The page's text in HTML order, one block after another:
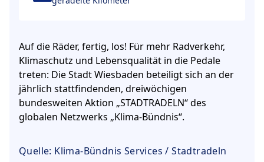
Auf die Räder, fertig, los! Für mehr Radverkehr,
Klimaschutz und Lebensqualität in die Pedale
treten: Die Stadt Wiesbaden beteiligt sich an der
jährlich stattfindenden, dreiwöchigen
bundesweiten Aktion „STADTRADELN“ des
globalen Netzwerks „Klima-Bündnis“.
Quelle: Klima-Bündnis Services / Stadtradeln